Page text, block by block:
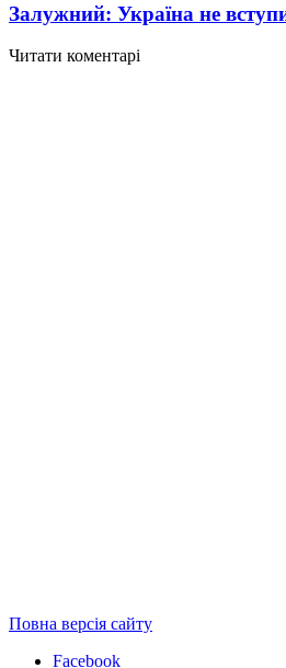
Залужний: Україна не
Читати коментарі
Повна версія сайту
Facebook